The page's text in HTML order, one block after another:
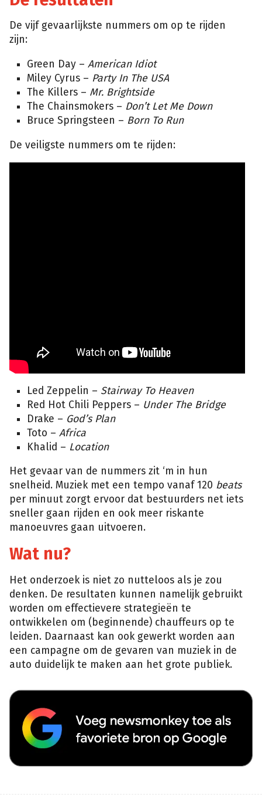
De vijf gevaarlijkste nummers om op te rijden
zijn:
Green Day – American Idiot
Miley Cyrus – Party In The USA
The Killers – Mr. Brightside
The Chainsmokers – Don’t Let Me Down
Bruce Springsteen – Born To Run
De veiligste nummers om te rijden:
Led Zeppelin – Stairway To Heaven
Red Hot Chili Peppers – Under The Bridge
Drake – God’s Plan
Toto – Africa
Khalid – Location
Het gevaar van de nummers zit ‘m in hun
snelheid. Muziek met een tempo vanaf 120 beats
per minuut zorgt ervoor dat bestuurders net iets
sneller gaan rijden en ook meer riskante
manoeuvres gaan uitvoeren.
Wat nu?
Het onderzoek is niet zo nutteloos als je zou
denken. De resultaten kunnen namelijk gebruikt
worden om effectievere strategieën te
ontwikkelen om (beginnende) chauffeurs op te
leiden. Daarnaast kan ook gewerkt worden aan
een campagne om de gevaren van muziek in de
auto duidelijk te maken aan het grote publiek.